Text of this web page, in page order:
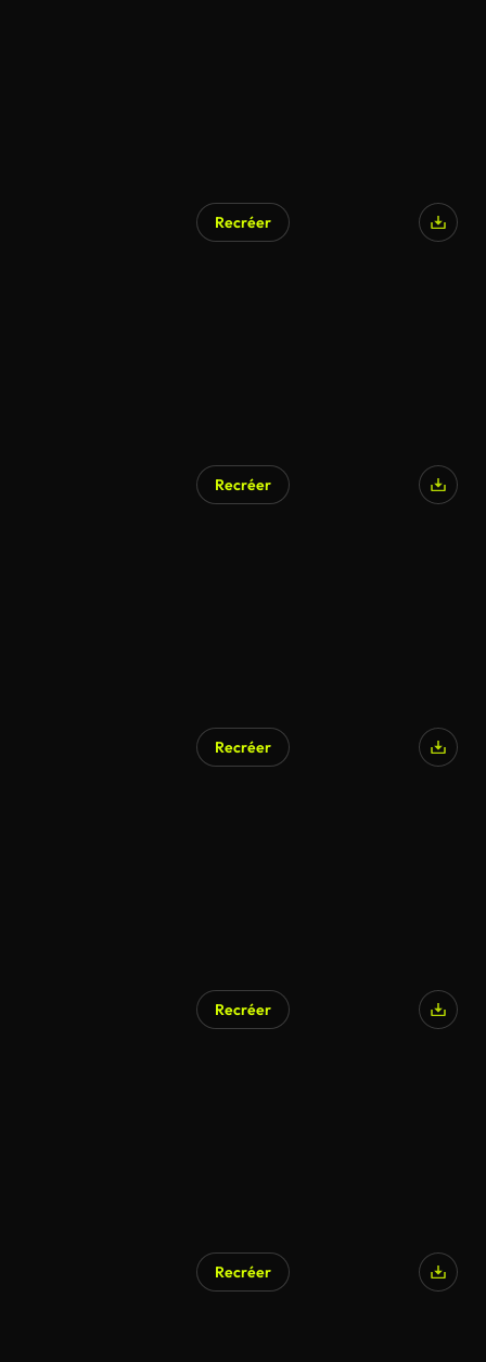
Recréer
Recréer
Recréer
Recréer
Recréer